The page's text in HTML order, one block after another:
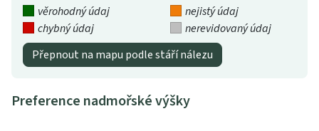
věrohodný údaj
nejistý údaj
chybný údaj
nerevidovaný údaj
Přepnout na mapu podle stáří nálezu
Preference nadmořské výšky